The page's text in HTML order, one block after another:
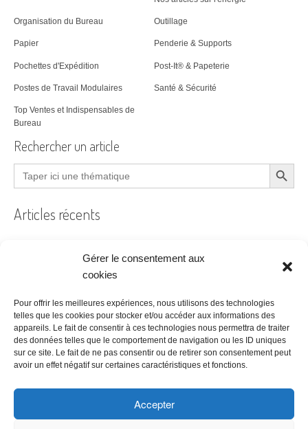
Gérer le consentement aux
cookies
Pour offrir les meilleures expériences, nous utilisons des technologies
telles que les cookies pour stocker et/ou accéder aux informations des
appareils. Le fait de consentir à ces technologies nous permettra de traiter
des données telles que le comportement de navigation ou les ID uniques
sur ce site. Le fait de ne pas consentir ou de retirer son consentement peut
avoir un effet négatif sur certaines caractéristiques et fonctions.
Accepter
Organisation du Bureau Outillage
Papier Penderie & Supports
Pochettes d'Expédition Post-It® & Papeterie
Postes de Travail Modulaires Santé & Sécurité
Top Ventes et Indispensables de
Bureau
Rechercher un article
Search
for:
Search Button
Articles récents
Filtre à air encrassé au bureau : le guide pratique
Acheter ses bureaux, faut-il encore y penser ?
Les étapes à suivre pour la création d’une entreprise
Bien choisir son logiciel de comptabilité